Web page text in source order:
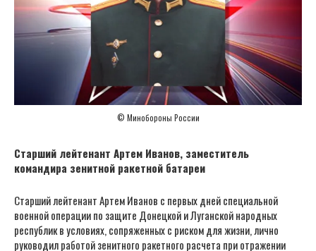
© Минобороны России
Старший лейтенант Артем Иванов, заместитель
командира зенитной ракетной батареи
Старший лейтенант Артем Иванов с первых дней специальной
военной операции по защите Донецкой и Луганской народных
республик в условиях, сопряженных с риском для жизни, лично
руководил работой зенитного ракетного расчета при отражении